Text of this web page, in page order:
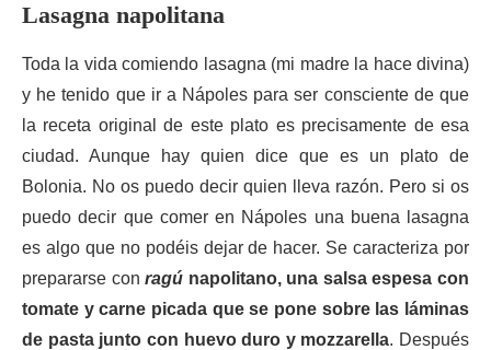
Lasagna napolitana
Toda la vida comiendo lasagna (mi madre la hace divina)
y he tenido que ir a Nápoles para ser consciente de que
la receta original de este plato es precisamente de esa
ciudad. Aunque hay quien dice que es un plato de
Bolonia. No os puedo decir quien lleva razón. Pero si os
puedo decir que comer en Nápoles una buena lasagna
es algo que no podéis dejar de hacer. Se caracteriza por
prepararse conragú napolitano, una salsa espesa con
tomate y carne picada que se pone sobre las láminas
de pasta junto con huevo duro y mozzarella. Después